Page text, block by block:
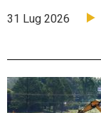
31 Lug 2026